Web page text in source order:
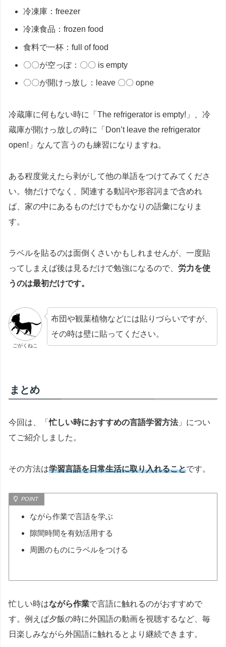
冷凍庫：freezer
冷凍食品：frozen food
食料で一杯：full of food
〇〇が空っぽ：〇〇 is empty
〇〇が開けっ放し：leave 〇〇 opne
冷蔵庫に何もない時に「The refrigerator is empty!」、冷
蔵庫が開けっ放しの時に「Don’t leave the refrigerator
open!」なんて言うのも練習になりますね。
ある程度覚えたら剥がして他の単語をつけてみてくださ
い。物だけでなく、関連する動詞や形容詞まで含めれ
ば、家の中にあるものだけでもかなりの語彙になりま
す。
ラベルを貼るのは面倒くさいかもしれませんが、一度貼
ってしまえば後は見るだけで勉強になるので、 労力を使
うのは最初だけです。
ごがくねこ
布団や観葉植物などには貼りづらいですが、
その時は壁に貼ってください。
まとめ
今回は、「忙しい時におすすめの言語学習方法」につい
てご紹介しました。
その方法は学習言語を日常生活に取り入れることです。
ながら作業で言語を学ぶ
隙間時間を有効活用する
周囲のものにラベルをつける
忙しい時はながら作業で言語に触れるのがおすすめで
す。例えば夕飯の時に外国語の動画を視聴するなど、毎
日楽しみながら外国語に触れるとより継続できます。